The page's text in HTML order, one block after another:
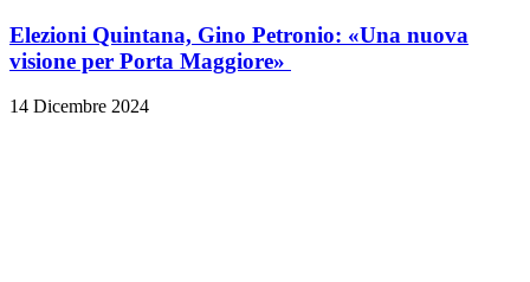
Elezioni Quintana, Gino Petronio: «Una nuova
visione per Porta Maggiore»
14 Dicembre 2024